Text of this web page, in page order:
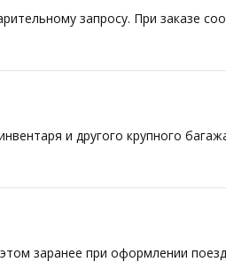
запросу. При заказе
и другого крупного
заранее при оформлении